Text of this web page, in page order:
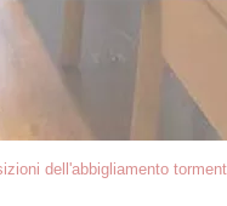
dell'abbigliamento